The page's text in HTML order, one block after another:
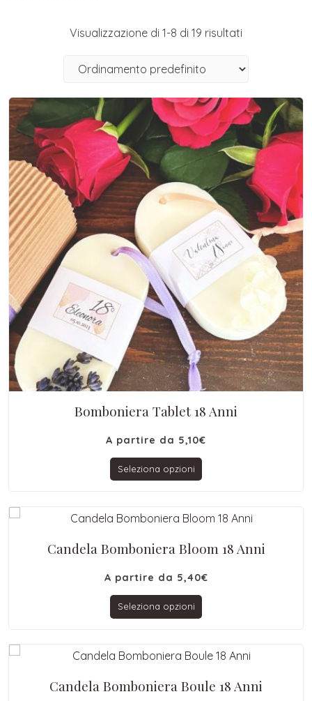
Visualizzazione di 1-8 di 19 risultati
Bomboniera Tablet 18 Anni
A partire da 5,10€
Seleziona opzioni
Candela Bomboniera Bloom 18 Anni
A partire da 5,40€
Seleziona opzioni
Candela Bomboniera Boule 18 Anni